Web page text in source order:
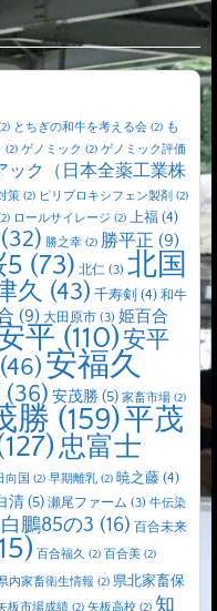
とちぎの和牛を考える会 (2) も
(2) ゲノミック (2) ゲノミック評価
ック（日本全薬工業株
策 (2) ピリプロキシフェン製剤 (2)
ロールサイレージ (2) 上福 (4)
(32) 勝之幸 (2) 勝平正 (9)
5 (73) 北仁 (3) 北国
久 (43) 千寿剣 (4) 和牛
(9) 大田原市 (3) 姫百合
平 (110)安平
(46)安福久
(36) 安茂勝 (5) 家畜市場 (2)
勝 (159)平茂
忠富士
向国 (2) 早期離乳 (2) 暁之藤 (4)
清(5) 瀬尾ファーム (3) 牛伝染
白鵬85の3 (16) 百合未来
百合福久 (2) 百合美 (2)
内家畜衛生情報 (2) 県北家畜保
板市場成績 (2) 矢板高校 (2) 知